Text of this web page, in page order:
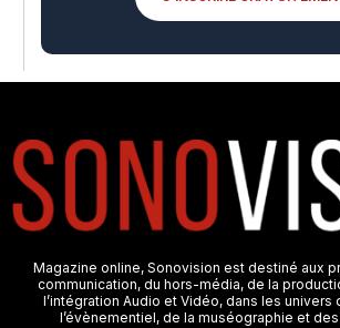
Magazine online, Sonovision est destiné aux
communication, du hors-média, de la
l’intégration Audio et Vidéo, dans les univers
l’évènementiel, de la muséographie et